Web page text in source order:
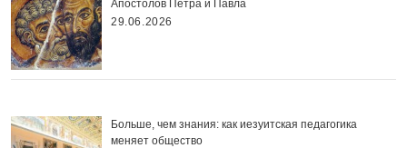
Апостолов Петра и Павла
29.06.2026
Больше, чем знания: как иезуитская педагогика
меняет общество